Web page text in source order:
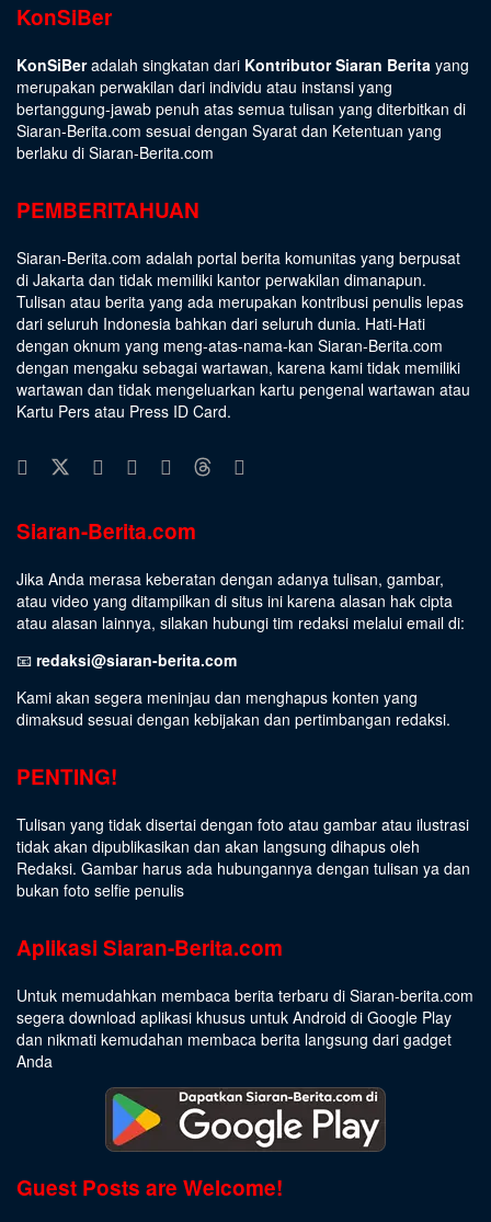
KonSiBer
KonSiBeradalah singkatan dari Kontributor Siaran Berita yang
merupakan perwakilan dari individu atau instansi yang
bertanggung-jawab penuh atas semua tulisan yang diterbitkan di
Siaran-Berita.com sesuai dengan Syarat dan Ketentuan yang
berlaku di Siaran-Berita.com
PEMBERITAHUAN
Siaran-Berita.com adalah portal berita komunitas yang berpusat
di Jakarta dan tidak memiliki kantor perwakilan dimanapun.
Tulisan atau berita yang ada merupakan kontribusi penulis lepas
dari seluruh Indonesia bahkan dari seluruh dunia. Hati-Hati
dengan oknum yang meng-atas-nama-kan Siaran-Berita.com
dengan mengaku sebagai wartawan, karena kami tidak memiliki
wartawan dan tidak mengeluarkan kartu pengenal wartawan atau
Kartu Pers atau Press ID Card.
Siaran-Berita.com
Jika Anda merasa keberatan dengan adanya tulisan, gambar,
atau video yang ditampilkan di situs ini karena alasan hak cipta
atau alasan lainnya, silakan hubungi tim redaksi melalui email di:
📧 redaksi@siaran-berita.com
Kami akan segera meninjau dan menghapus konten yang
dimaksud sesuai dengan kebijakan dan pertimbangan redaksi.
PENTING!
Tulisan yang tidak disertai dengan foto atau gambar atau ilustrasi
tidak akan dipublikasikan dan akan langsung dihapus oleh
Redaksi. Gambar harus ada hubungannya dengan tulisan ya dan
bukan foto selfie penulis
Aplikasi Siaran-Berita.com
Untuk memudahkan membaca berita terbaru di Siaran-berita.com
segera download aplikasi khusus untuk Android di Google Play
dan nikmati kemudahan membaca berita langsung dari gadget
Anda
Guest Posts are Welcome!